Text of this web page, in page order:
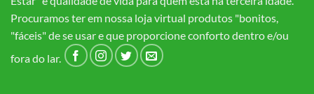
Procuramos ter em nossa loja virtual produtos "bonitos,
"fáceis" de se usar e que proporcione conforto dentro e/ou
fora do lar.